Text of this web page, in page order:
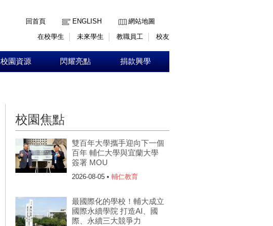
回首頁
ENGLISH
網站地圖
在校學生
未來學生 教職員工 校友
校園資源 閃耀亮點 捐款興學
校園焦點
雙百年大學攜手迎向下一個
百年 輔仁大學與宜蘭大學
簽署 MOU
2026-08-05 • 輔仁教育
最國際化的學校！輔大成立
國際永續學院 打造AI、國
際、永續三大競爭力